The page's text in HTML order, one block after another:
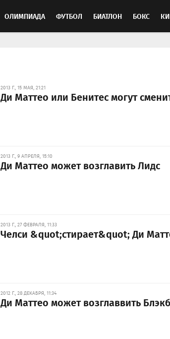
ОЛИМПИАДА ФУТБОЛ БИАТЛОН БОКС
2013 Г., 15 МАЯ, 21:21
Ди Маттео или Бенитес могут
2013 Г., 9 АПРЕЛЯ, 15:10
Ди Маттео может возглавить Лидс
2013 Г., 27 ФЕВРАЛЯ, 11:33
Челси &quot;стирает&quot; Ди
2012 Г., 28 ДЕКАБРЯ, 11:34
Ди Маттео может возглаввить